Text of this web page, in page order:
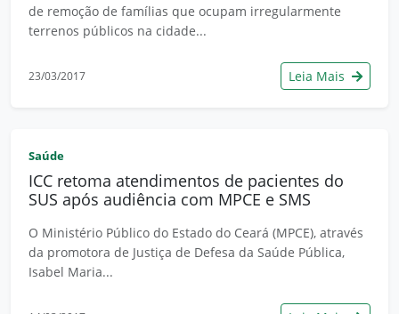
de remoção de famílias que ocupam irregularmente
terrenos públicos na cidade...
23/03/2017 Leia Mais
Saúde
ICC retoma atendimentos de pacientes do
SUS após audiência com MPCE e SMS
O Ministério Público do Estado do Ceará (MPCE), através
da promotora de Justiça de Defesa da Saúde Pública,
Isabel Maria...